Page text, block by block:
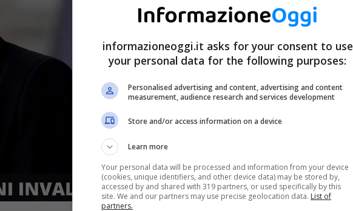
informazioneoggi.it asks for your consent to use
your personal data for the following purposes:
Personalised advertising and content, advertising and content
measurement, audience research and services development
Store and/or access information on a device
Learn more
Your personal data will be processed and information from your device
(cookies, unique identifiers, and other device data) may be stored by,
accessed by and shared with 319 partners, or used specifically by this
site. We and our partners may use precise geolocation data. List of
partners.